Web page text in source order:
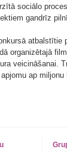
sociālo
gandrīz
atbalstītie
organizētajā
veicināšanai.
ap